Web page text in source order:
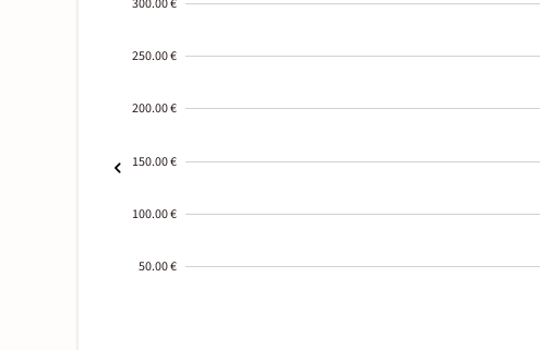
250.00 €
200.00 €
150.00 €
100.00 €
50.00 €